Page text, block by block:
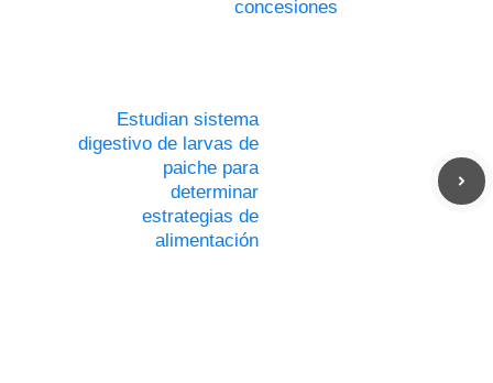
concesiones
Estudian sistema
digestivo de larvas de
paiche para
determinar
estrategias de
alimentación